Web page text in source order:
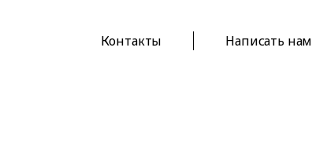
Контакты Написать нам